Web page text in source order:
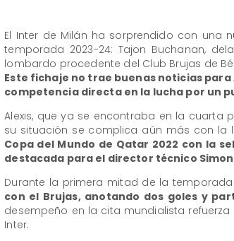
El Inter de Milán ha sorprendido con
temporada 2023-24: Tajon Buchanan,
lombardo procedente del Club Brujas de
Este fichaje no trae buenas noticias para
competencia directa en la lucha por un
Alexis, que ya se encontraba en la cuarta
su situación se complica aún más con la
Copa del Mundo de Qatar 2022 con la
destacada para el director técnico
Durante la primera mitad de la temporada
con el Brujas, anotando dos goles y
desempeño en la cita mundialista
Inter.